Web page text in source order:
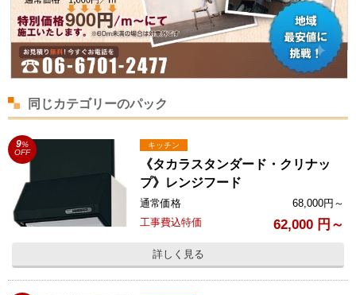
同じカテゴリーのパック
キッチン
《タカラスタンダード・クリナッ
プ》レンジフード
通常価格 68,000円～
工事費込特価
62,000 円～
9%
OFF
詳しく見る
06-6701-2477
営業時間: 8:30～18:00